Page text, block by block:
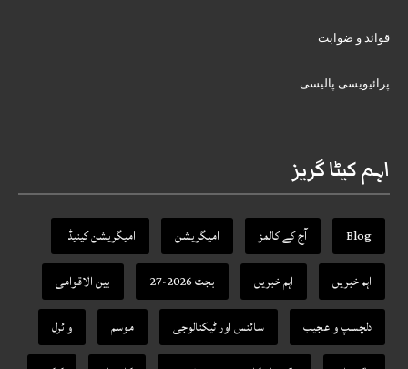
قوائد و ضوابت
پرائیویسی پالیسی
اہم کیٹا گریز
Blog آج کے کالمز امیگریشن
امیگریشن کینیڈا
اہم خبریں
اہم خبریں بجٹ 2026-27
بین الاقوامی
دلچسپ و عجیب
سائنس اور ٹیکنالوجی موسم
وائرل